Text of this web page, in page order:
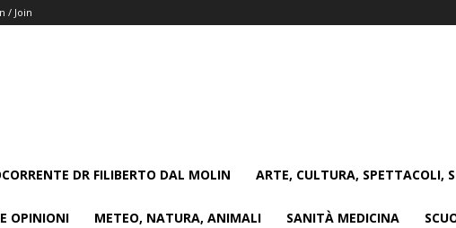
/ Join
DR FILIBERTO DAL MOLIN ARTE, CULTURA, SPETTACOLI,
OPINIONI METEO, NATURA, ANIMALI SANITÀ MEDICINA